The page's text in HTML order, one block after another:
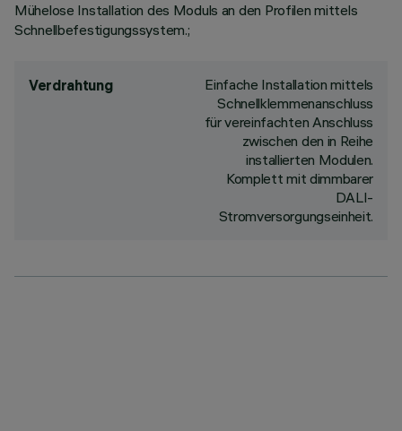
Mühelose Installation des Moduls an den Profilen mittels
Schnellbefestigungssystem.;
Verdrahtung
Einfache Installation mittels
Schnellklemmenanschluss
für vereinfachten Anschluss
zwischen den in Reihe
installierten Modulen.
Komplett mit dimmbarer
DALI-
Stromversorgungseinheit.